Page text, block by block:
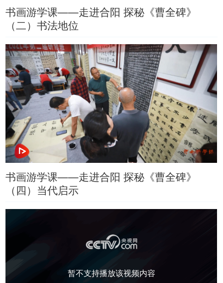
书画游学课——走进合阳 探秘《曹全碑》
（二）书法地位
书画游学课——走进合阳 探秘《曹全碑》
（四）当代启示
暂不支持播放该视频内容